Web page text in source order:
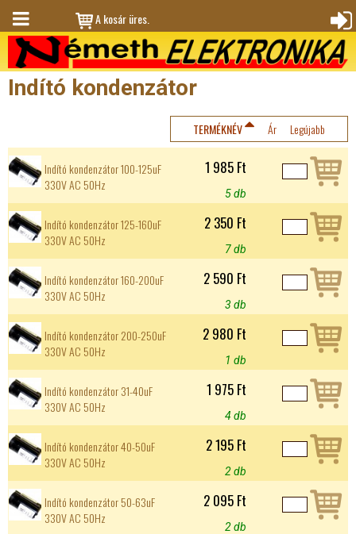
A kosár üres.
Bejele
ntkez
Indító kondenzátor
TERMÉKNÉV Ár Legújabb
Indító kondenzátor 100-125uF
330V AC 50Hz
1 985 Ft
5 db
Indító kondenzátor 125-160uF
330V AC 50Hz
2 350 Ft
7 db
Indító kondenzátor 160-200uF
330V AC 50Hz
2 590 Ft
3 db
Indító kondenzátor 200-250uF
330V AC 50Hz
2 980 Ft
1 db
Indító kondenzátor 31-40uF
330V AC 50Hz
1 975 Ft
4 db
Indító kondenzátor 40-50uF
330V AC 50Hz
2 195 Ft
2 db
Indító kondenzátor 50-63uF
330V AC 50Hz
2 095 Ft
2 db
M
en
ü